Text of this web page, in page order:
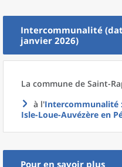
Intercommunalité
janvier 2026)
La commune de Saint-
à l'Intercommunalité
Isle-Loue-Auvézère en
Pour en savoir plus